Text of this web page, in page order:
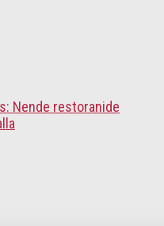
Nende restoranide